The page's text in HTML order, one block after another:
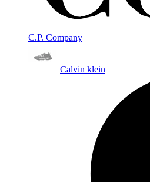
C.P. Company
Calvin klein